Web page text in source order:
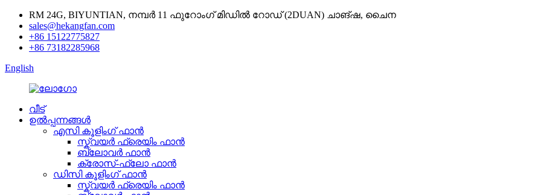
RM 24G, BIYUNTIAN, നമ്പർ 11 ഫുറോംഗ് മിഡിൽ റോഡ് (2DUAN) ചാങ്ഷ, ചൈന
sales@hekangfan.com
+86 15122775827
+86 73182285968
English
വീട്
ഉൽപ്പന്നങ്ങൾ
എസി കൂളിംഗ് ഫാൻ
സ്ക്വയർ ഫ്രെയിം ഫാൻ
ബ്ലോവർ ഫാൻ
ക്രോസ്-ഫ്ലോ ഫാൻ
ഡിസി കൂളിംഗ് ഫാൻ
സ്ക്വയർ ഫ്രെയിം ഫാൻ